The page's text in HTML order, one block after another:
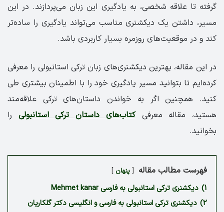
گرفته تا علاقه شخصی، به یادگیری این زبان می‌پردازند. در این
مسیر، داشتن یک دیکشنری مناسب می‌تواند یادگیری را ساده‌تر
کند و در موقعیت‌های روزمره بسیار کاربردی باشد.
در این مقاله، بهترین دیکشنری‌های زبان ترکی استانبولی را معرفی
کرده‌ایم تا بتوانید مسیر یادگیری خود را با اطمینان بیشتری طی
کنید. همچنین اگر به خواندن داستان‌های ترکی علاقه‌مند
هستید، مقاله معرفیکتاب‌های داستان ترکی استانبولی را
بخوانید.
فهرست مطالب مقاله پنهان
1) دیکشنری ترکی استانبولی به فارسی Mehmet kanar
2) دیکشنری ترکی استانبولی به فارسی و انگلیسی دکتر گلکاریان